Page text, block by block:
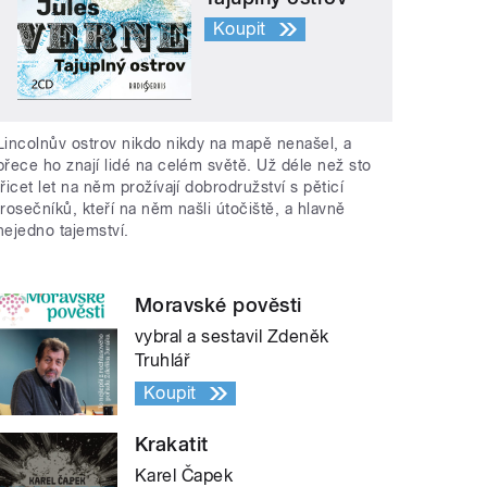
Koupit
ostrov nikdo nikdy na mapě nenašel, a
ho znají lidé na celém světě. Už déle než sto
let na něm prožívají dobrodružství s pěticí
kteří na něm našli útočiště, a hlavně
tajemství.
Moravské pověsti
vybral a sestavil Zdeněk
Truhlář
Koupit
Krakatit
Karel Čapek